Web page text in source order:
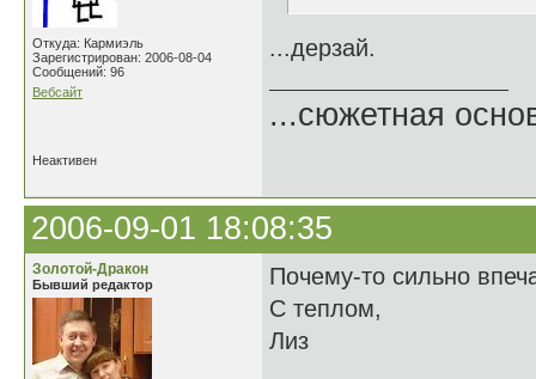
Откуда: Кармиэль
Зарегистрирован: 2006-08-04
Сообщений: 96
Вебсайт
...дерзай.
...сюжетная
Неактивен
2006-09-01 18:08:35
Золотой-Дракон
Бывший редактор
Почему-то сильно
С теплом,
Лиз